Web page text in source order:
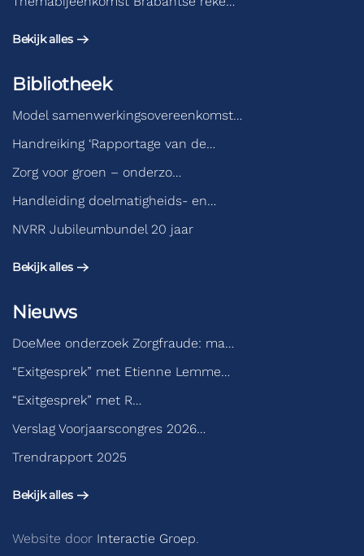
Bekijk alles
Bibliotheek
Model samenwerkingsovereenkomst…
Handreiking ‘Rapportage van de…
Zorg voor groen – onderzo…
Handleiding doelmatigheids- en…
NVRR Jubileumbundel 20 jaar
Bekijk alles
Nieuws
DoeMee onderzoek Zorgfraude: ma…
“Exitgesprek” met Etienne Lemme…
“Exitgesprek” met R…
Verslag Voorjaarscongres 2026…
Trendrapport 2025
Bekijk alles
Website door Interactie Groep.